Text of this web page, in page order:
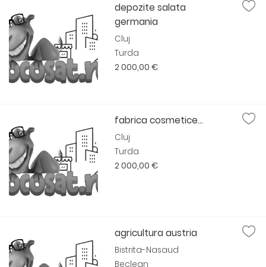
depozite salata
germania
Cluj
Turda
2 000,00 €
fabrica cosmetice...
Cluj
Turda
2 000,00 €
agricultura austria
Bistrita-Nasaud
Beclean